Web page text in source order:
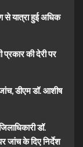
से यात्रा हुई अधिक
प्रकार की देरी पर
डीएम डॉ. आशीष
डॉ.
जांच के दिए निर्देश